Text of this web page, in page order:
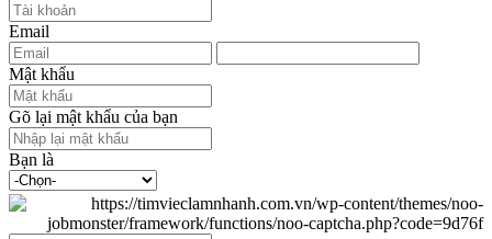
Email
Mật khẩu
Gõ lại mật khẩu của bạn
Bạn là